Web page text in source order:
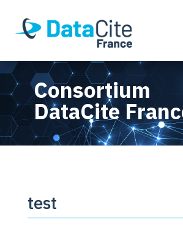
Consortium
DataCite
test